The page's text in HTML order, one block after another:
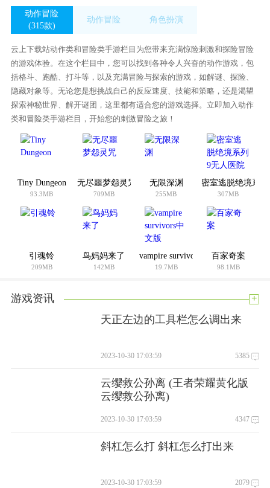
动作冒险
(315款)
动作冒险
角色扮演
云上下载站动作类和冒险类手游栏目为您带来充满惊险刺激和探险冒险
的游戏体验。在这个栏目中，您可以找到各种令人兴奋的动作游戏，包
括格斗、跑酷、打斗等，以及充满冒险与探索的游戏，如解谜、探险、
隐藏对象等。无论您是想挑战自己的反应速度、技能和策略，还是渴望
探索神秘世界、解开谜团，这里都有适合您的游戏选择。立即加入动作
类和冒险类手游栏目，开始您的刺激冒险之旅！
Tiny Dungeon
93.3MB
无尽噩梦怨灵咒
709MB
无限深渊
255MB
密室逃脱绝境系
307MB
引魂铃
209MB
鸟妈妈来了
142MB
vampire survivors中文版
19.7MB
百家奇案
98.1MB
游戏资讯 +
天正左边的工具栏怎么调出来
2023-10-30 17:03:59 5385
云缨救公孙离 (王者荣耀黄化版
云缨救公孙离)
2023-10-30 17:03:59 4347
斜杠怎么打 斜杠怎么打出来
2023-10-30 17:03:59 2079